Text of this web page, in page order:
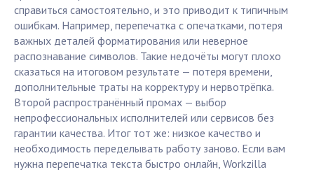
справиться самостоятельно, и это приводит к типичным
ошибкам. Например, перепечатка с опечатками, потеря
важных деталей форматирования или неверное
распознавание символов. Такие недочёты могут плохо
сказаться на итоговом результате — потеря времени,
дополнительные траты на корректуру и нервотрёпка.
Второй распространённый промах — выбор
непрофессиональных исполнителей или сервисов без
гарантии качества. Итог тот же: низкое качество и
необходимость переделывать работу заново. Если вам
нужна перепечатка текста быстро онлайн, Workzilla